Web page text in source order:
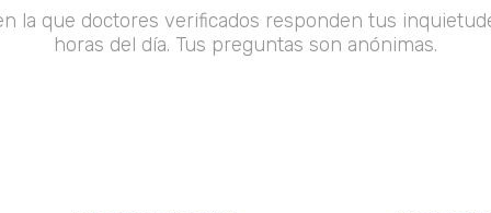
la que doctores verificados responden tus
horas del día. Tus preguntas son anónimas.